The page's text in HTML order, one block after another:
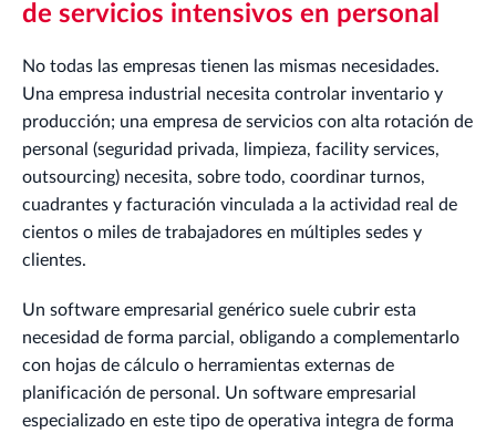
de servicios intensivos en personal
No todas las empresas tienen las mismas necesidades.
Una empresa industrial necesita controlar inventario y
producción; una empresa de servicios con alta rotación de
personal (seguridad privada, limpieza, facility services,
outsourcing) necesita, sobre todo, coordinar turnos,
cuadrantes y facturación vinculada a la actividad real de
cientos o miles de trabajadores en múltiples sedes y
clientes.
Un software empresarial genérico suele cubrir esta
necesidad de forma parcial, obligando a complementarlo
con hojas de cálculo o herramientas externas de
planificación de personal. Un software empresarial
especializado en este tipo de operativa integra de forma